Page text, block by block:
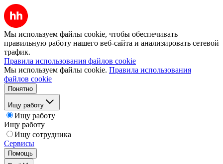
Мы используем файлы cookie, чтобы обеспечивать
правильную работу нашего веб-сайта и анализировать сетевой
трафик.
Правила использования файлов cookie
Мы используем файлы cookie. Правила использования
файлов cookie
Понятно
Ищу работу
Ищу работу
Ищу работу
Ищу сотрудника
Сервисы
Помощь